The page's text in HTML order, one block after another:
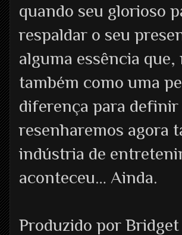
quando seu glorioso
respaldar o seu
alguma essência
também como uma
diferença para
resenharemos agora
indústria de
aconteceu… Ainda.
Produzido por